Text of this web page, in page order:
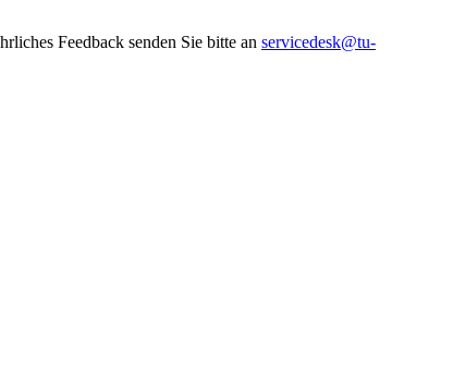
Feedback senden Sie bitte an servicedesk@tu-